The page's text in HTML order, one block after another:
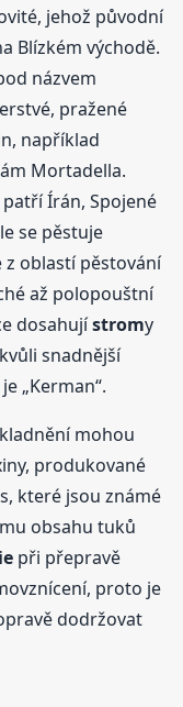
jehož původní
Blízkém východě.
názvem
pražené
například
Mortadella.
Írán, Spojené
se pěstuje
z oblastí pěstování
až polopouštní
dosahujístromy
snadnější
„Kerman“.
mohou
produkované
které jsou známé
obsahu tuků
při přepravě
proto je
dodržovat